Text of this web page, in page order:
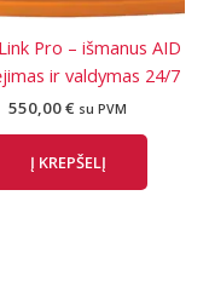
Pro – išmanus AID
ir valdymas 24/7
550,00€ su PVM
Į KREPŠELĮ